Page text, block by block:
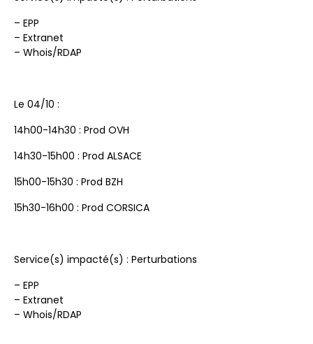
– EPP
– Extranet
– Whois/RDAP
Le 04/10 :
14h00-14h30 : Prod OVH
14h30-15h00 : Prod ALSACE
15h00-15h30 : Prod BZH
15h30-16h00 : Prod CORSICA
Service(s) impacté(s) : Perturbations
– EPP
– Extranet
– Whois/RDAP